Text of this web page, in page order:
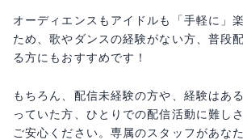
オーディエンスもアイドルも「手軽に」
ため、歌やダンスの経験がない方、普段
る方にもおすすめです！
もちろん、配信未経験の方や、経験はあ
っていた方、ひとりでの配信活動に難し
ご安心ください。専属のスタッフがあな